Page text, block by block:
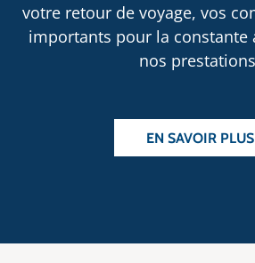
votre retour de voyage, vos
importants pour la constante
nos
EN SAVOIR PLUS